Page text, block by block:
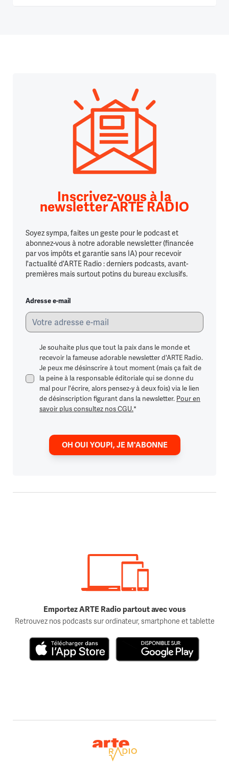
Inscrivez-vous à la
newsletter ARTE RADIO
Soyez sympa, faites un geste pour le podcast et
abonnez-vous à notre adorable newsletter (financée
par vos impôts et garantie sans IA) pour recevoir
l'actualité d'ARTE Radio : derniers podcasts, avant-
premières mais surtout potins du bureau exclusifs.
Adresse e-mail
Je souhaite plus que tout la paix dans le monde et
recevoir la fameuse adorable newsletter d'ARTE Radio.
Je peux me désinscrire à tout moment (mais ça fait de
la peine à la responsable éditoriale qui se donne du
mal pour l'écrire, alors pensez-y à deux fois) via le lien
de désinscription figurant dans la newsletter. Pour en
savoir plus consultez nos CGU.*
OH OUI YOUPI, JE M'ABONNE
Emportez ARTE Radio partout avec vous
Retrouvez nos podcasts sur ordinateur, smartphone et tablette